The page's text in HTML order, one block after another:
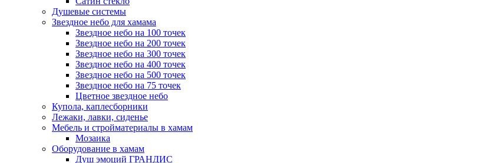
Душевые системы
Звездное небо для хамама
Звездное небо на 100 точек
Звездное небо на 200 точек
Звездное небо на 300 точек
Звездное небо на 400 точек
Звездное небо на 500 точек
Звездное небо на 75 точек
Цветное звездное небо
Купола, каплесборники
Лежаки, лавки, сиденье
Мебель и стройматериалы в хамам
Мозаика
Оборудование в хамам
Душ эмоций ГРАНДИС